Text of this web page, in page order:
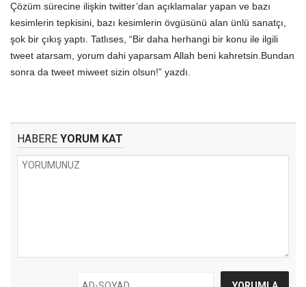
Çözüm sürecine ilişkin twitter’dan açıklamalar yapan ve bazı
kesimlerin tepkisini, bazı kesimlerin övgüsünü alan ünlü sanatçı,
şok bir çıkış yaptı. Tatlıses, “Bir daha herhangi bir konu ile ilgili
tweet atarsam, yorum dahi yaparsam Allah beni kahretsin.Bundan
sonra da tweet miweet sizin olsun!” yazdı.
HABERE YORUM KAT